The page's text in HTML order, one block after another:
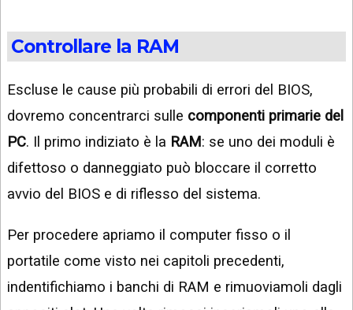
Controllare la RAM
Escluse le cause più probabili di errori del BIOS,
dovremo concentrarci sulle componenti primarie del
PC. Il primo indiziato è la RAM: se uno dei moduli è
difettoso o danneggiato può bloccare il corretto
avvio del BIOS e di riflesso del sistema.
Per procedere apriamo il computer fisso o il
portatile come visto nei capitoli precedenti,
indentifichiamo i banchi di RAM e rimuoviamoli dagli